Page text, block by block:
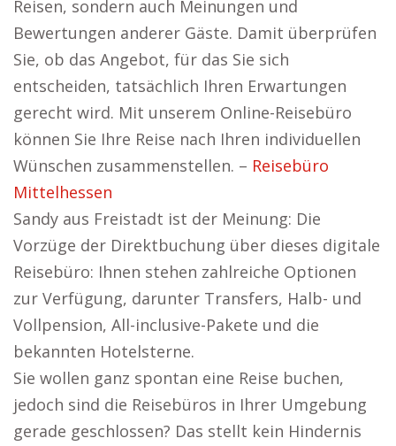
Reisen, sondern auch Meinungen und
Bewertungen anderer Gäste. Damit überprüfen
Sie, ob das Angebot, für das Sie sich
entscheiden, tatsächlich Ihren Erwartungen
gerecht wird. Mit unserem Online-Reisebüro
können Sie Ihre Reise nach Ihren individuellen
Wünschen zusammenstellen. – Reisebüro
Mittelhessen
Sandy aus Freistadt ist der Meinung: Die
Vorzüge der Direktbuchung über dieses digitale
Reisebüro: Ihnen stehen zahlreiche Optionen
zur Verfügung, darunter Transfers, Halb- und
Vollpension, All-inclusive-Pakete und die
bekannten Hotelsterne.
Sie wollen ganz spontan eine Reise buchen,
jedoch sind die Reisebüros in Ihrer Umgebung
gerade geschlossen? Das stellt kein Hindernis